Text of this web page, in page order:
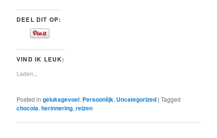
DEEL DIT OP:
VIND IK LEUK:
Laden...
Posted in geluksgevoel, Persoonlijk, Uncategorized |Tagged
chocola,herinnering,reizen